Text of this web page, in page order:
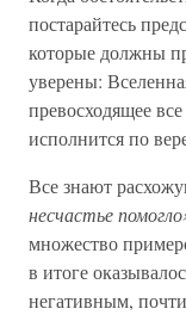
постарайтесь
которые должны
уверены:
превосходящее
исполнится по
Все знают
несчастье
множество
в итоге
негативным,